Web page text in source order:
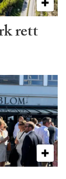
rett